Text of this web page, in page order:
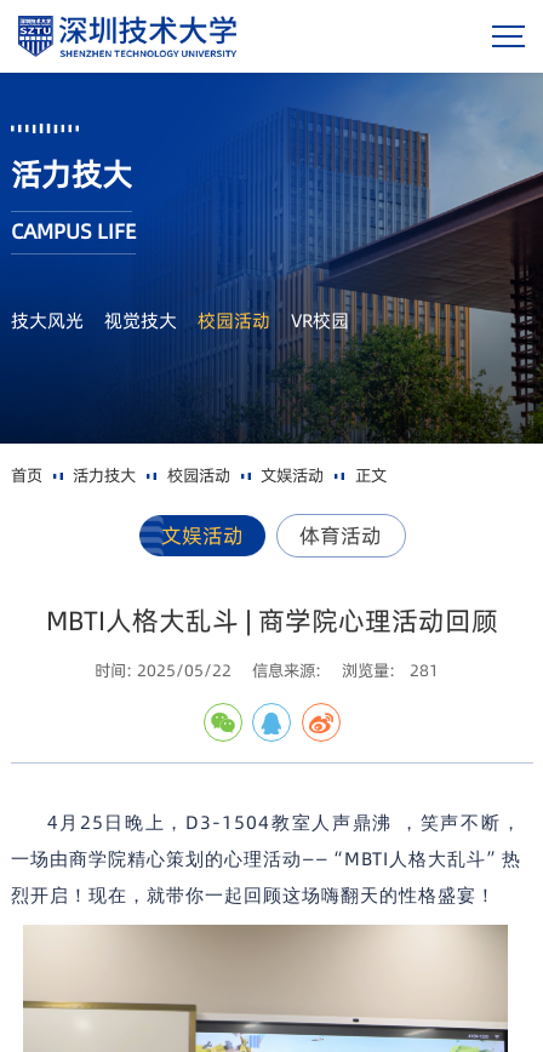
活力技大
CAMPUS LIFE
技大风光 视觉技大 校园活动 VR校园
首页 活力技大 校园活动 文娱活动 正文
文娱活动 体育活动
MBTI人格大乱斗 | 商学院心理活动回顾
时间: 2025/05/22 信息来源: 浏览量: 281
4 月 25 日晚上， D3-1504教室人声鼎沸 ，笑声不断，
一场由商学院精心策划的心理活动——“MBTI 人格大乱斗” 热
烈开启！现在，就带你一起回顾这场嗨翻天的性格盛宴！